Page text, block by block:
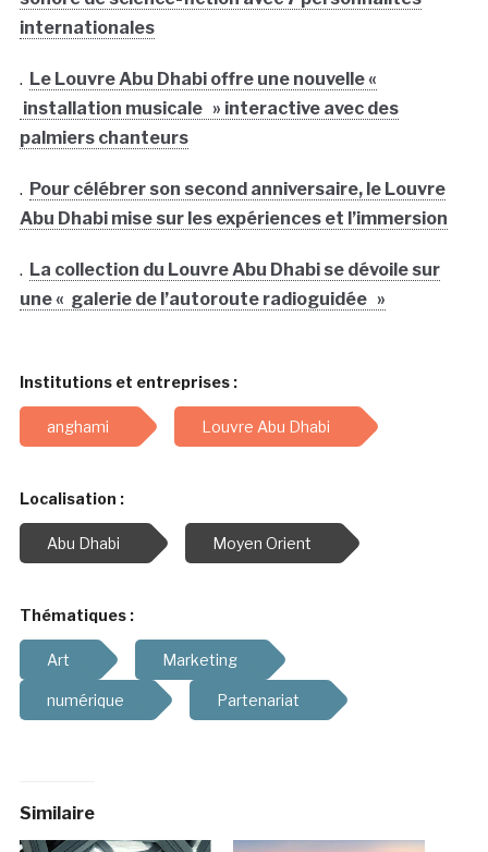
internationales
. Le Louvre Abu Dhabi offre une nouvelle «
installation musicale » interactive avec des
palmiers chanteurs
. Pour célébrer son second anniversaire, le Louvre
Abu Dhabi mise sur les expériences et l’immersion
. La collection du Louvre Abu Dhabi se dévoile sur
une « galerie de l’autoroute radioguidée »
Institutions et entreprises :
anghami Louvre Abu Dhabi
Localisation :
Abu Dhabi Moyen Orient
Thématiques :
Art Marketing
numérique Partenariat
Similaire